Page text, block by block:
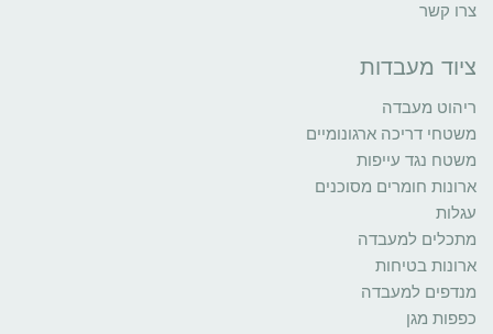
צרו קשר
ציוד מעבדות
ריהוט מעבדה
משטחי דריכה ארגונומיים
משטח נגד עייפות
ארונות חומרים מסוכנים
עגלות
מתכלים למעבדה
ארונות בטיחות
מנדפים למעבדה
כפפות מגן